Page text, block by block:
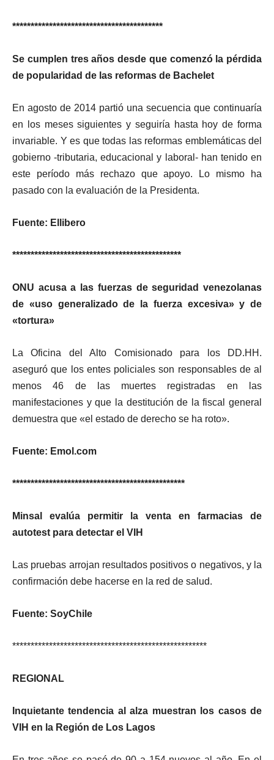
*****************************************
Se cumplen tres años desde que comenzó la pérdida
de popularidad de las reformas de Bachelet
En agosto de 2014 partió una secuencia que continuaría
en los meses siguientes y seguiría hasta hoy de forma
invariable. Y es que todas las reformas emblemáticas del
gobierno -tributaria, educacional y laboral- han tenido en
este período más rechazo que apoyo. Lo mismo ha
pasado con la evaluación de la Presidenta.
Fuente: Ellibero
**********************************************
ONU acusa a las fuerzas de seguridad venezolanas
de «uso generalizado de la fuerza excesiva» y de
«tortura»
La Oficina del Alto Comisionado para los DD.HH.
aseguró que los entes policiales son responsables de al
menos 46 de las muertes registradas en las
manifestaciones y que la destitución de la fiscal general
demuestra que «el estado de derecho se ha roto».
Fuente: Emol.com
***********************************************
Minsal evalúa permitir la venta en farmacias de
autotest para detectar el VIH
Las pruebas arrojan resultados positivos o negativos, y la
confirmación debe hacerse en la red de salud.
Fuente: SoyChile
*****************************************************
REGIONAL
Inquietante tendencia al alza muestran los casos de
VIH en la Región de Los Lagos